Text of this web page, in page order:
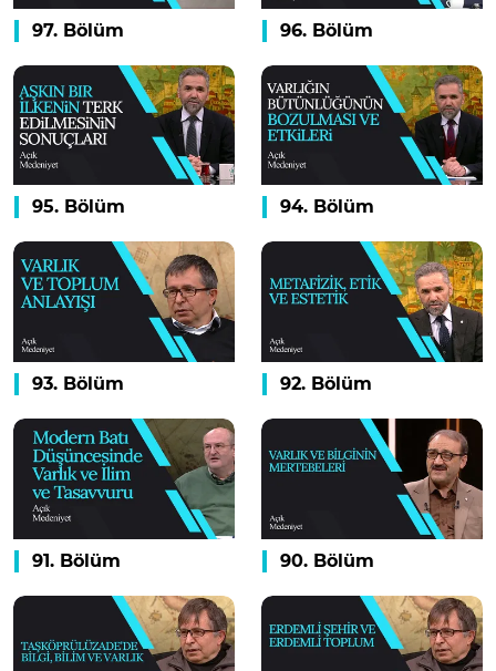
97. Bölüm 96. Bölüm
95. Bölüm 94. Bölüm
93. Bölüm 92. Bölüm
91. Bölüm 90. Bölüm